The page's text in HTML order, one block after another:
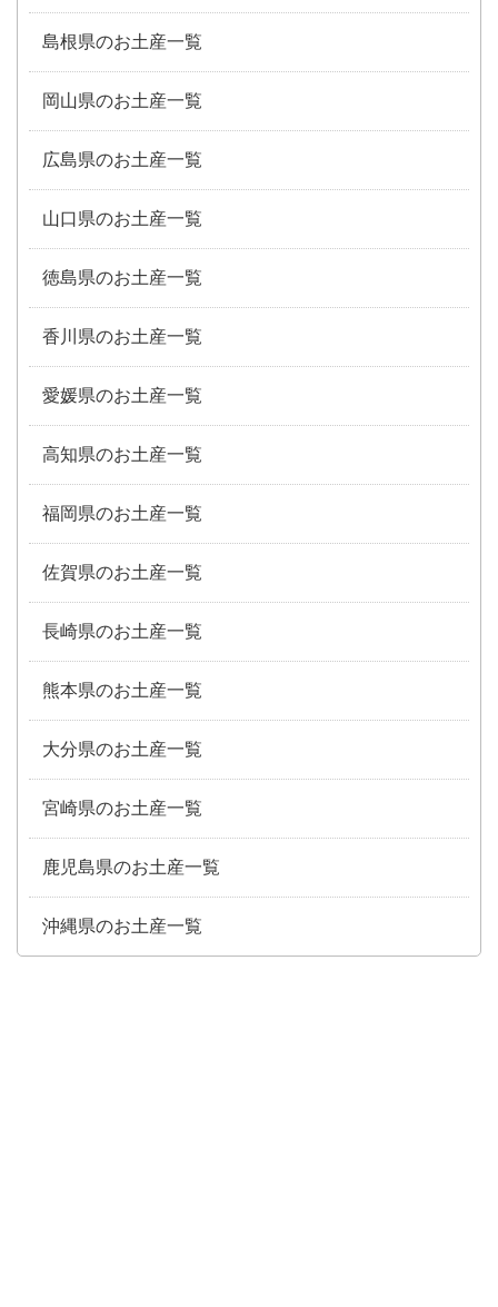
島根県のお土産一覧
岡山県のお土産一覧
広島県のお土産一覧
山口県のお土産一覧
徳島県のお土産一覧
香川県のお土産一覧
愛媛県のお土産一覧
高知県のお土産一覧
福岡県のお土産一覧
佐賀県のお土産一覧
長崎県のお土産一覧
熊本県のお土産一覧
大分県のお土産一覧
宮崎県のお土産一覧
鹿児島県のお土産一覧
沖縄県のお土産一覧